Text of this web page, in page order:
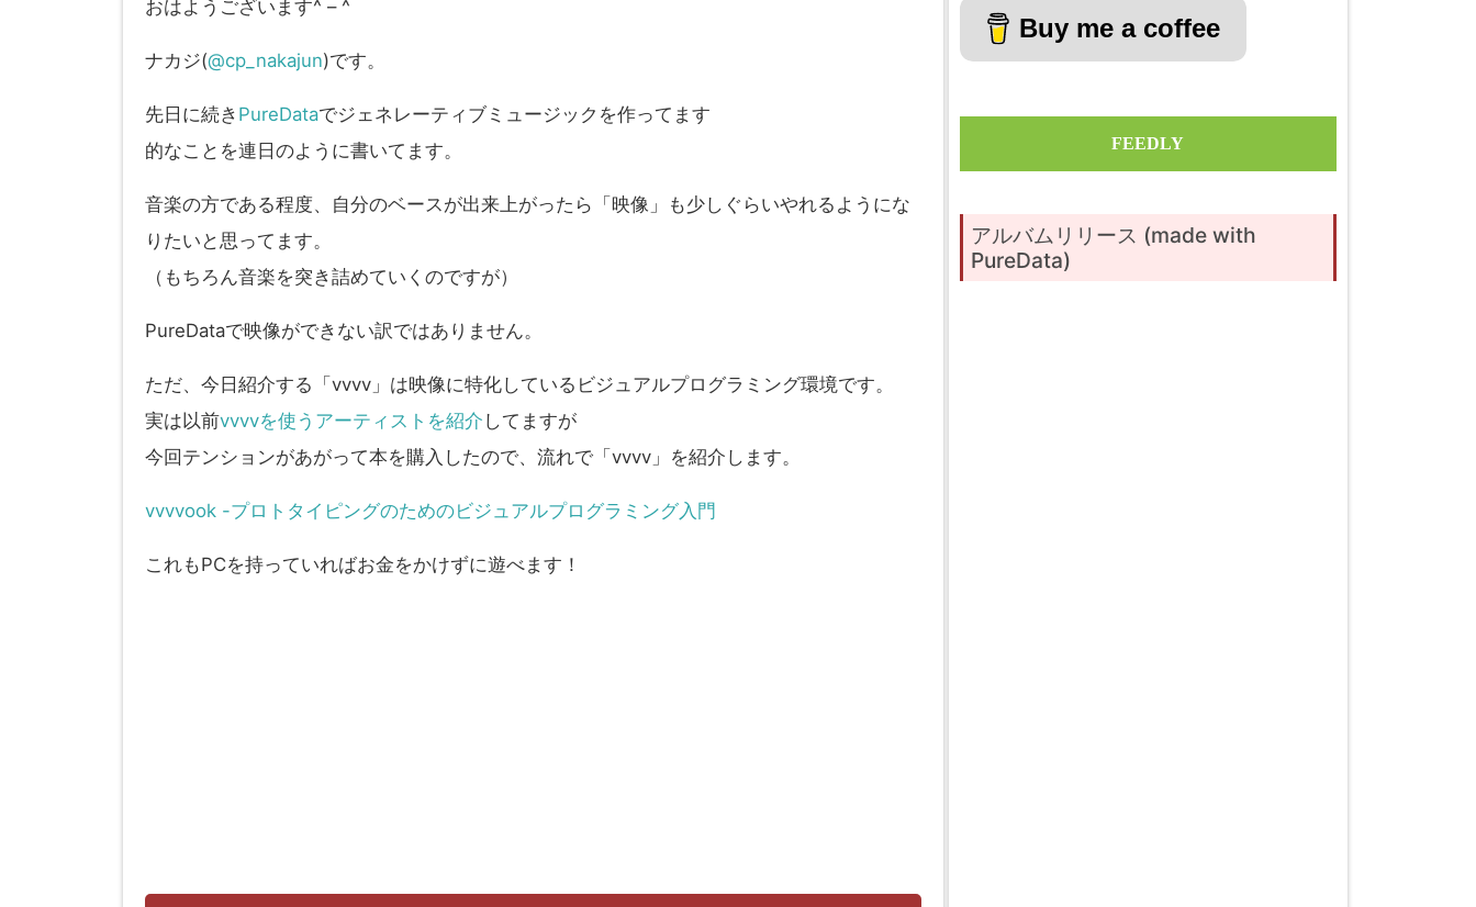
おはようございます^ – ^
ナカジ(@cp_nakajun)です。
先日に続き PureDataでジェネレーティブミュージックを作ってます
的なことを連日のように書いてます。
音楽の方である程度、自分のベースが出来上がったら「映像」も少しぐらいやれるようにな
りたいと思ってます。
（もちろん音楽を突き詰めていくのですが）
PureDataで映像ができない訳ではありません。
ただ、今日紹介する「vvvv」は映像に特化しているビジュアルプログラミング環境です。
実は以前vvvvを使うアーティストを紹介 してますが
今回テンションがあがって本を購入したので、流れで「vvvv」を紹介します。
vvvvook -プロトタイピングのためのビジュアルプログラミング入門
これもPCを持っていればお金をかけずに遊べます！
Buy me a coffee
FEEDLY
アルバムリリース (made with
PureData)